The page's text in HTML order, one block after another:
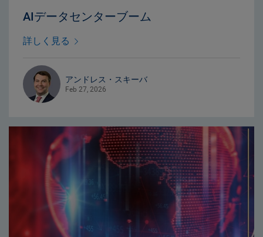
AIデータセンターブーム
詳しく見る
アンドレス・スキーバ
Feb 27, 2026